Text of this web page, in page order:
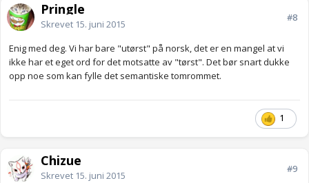
Pringle
Skrevet 15. juni 2015
#8
Enig med deg. Vi har bare "utørst" på norsk, det er en mangel at vi
ikke har et eget ord for det motsatte av "tørst". Det bør snart dukke
opp noe som kan fylle det semantiske tomrommet.
1
Chizue
Skrevet 15. juni 2015
#9